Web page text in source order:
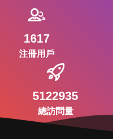
1617
注冊用戶
5122935
總訪問量